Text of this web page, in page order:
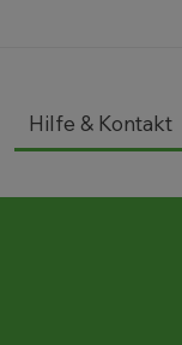
Hilfe & Kontakt